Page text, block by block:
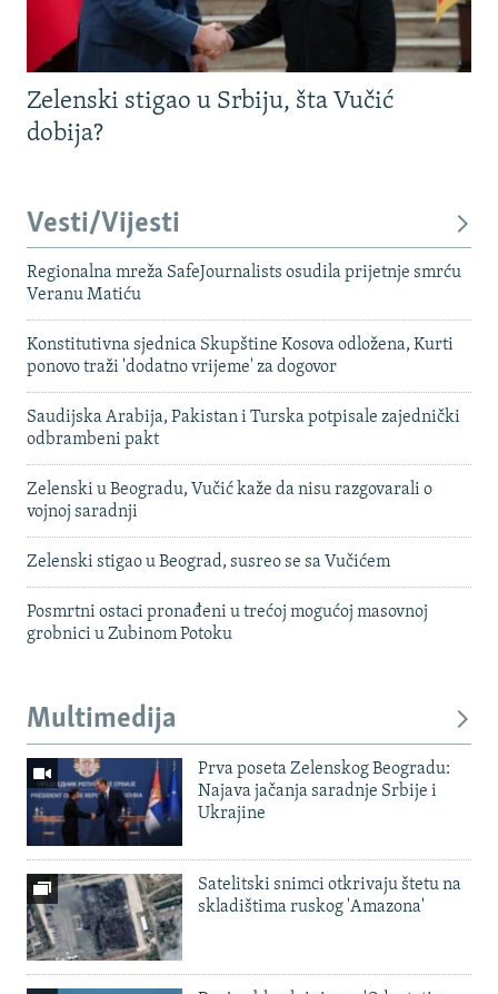
Zelenski stigao u Srbiju, šta Vučić
dobija?
Vesti/Vijesti
Regionalna mreža SafeJournalists osudila prijetnje smrću
Veranu Matiću
Konstitutivna sjednica Skupštine Kosova odložena, Kurti
ponovo traži 'dodatno vrijeme' za dogovor
Saudijska Arabija, Pakistan i Turska potpisale zajednički
odbrambeni pakt
Zelenski u Beogradu, Vučić kaže da nisu razgovarali o
vojnoj saradnji
Zelenski stigao u Beograd, susreo se sa Vučićem
Posmrtni ostaci pronađeni u trećoj mogućoj masovnoj
grobnici u Zubinom Potoku
Multimedija
Prva poseta Zelenskog Beogradu:
Najava jačanja saradnje Srbije i
Ukrajine
Satelitski snimci otkrivaju štetu na
skladištima ruskog 'Amazona'